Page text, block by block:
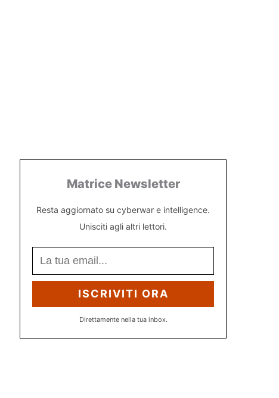
Matrice Newsletter
Resta aggiornato su cyberwar e intelligence.
Unisciti agli altri lettori.
ISCRIVITI ORA
Direttamente nella tua inbox.